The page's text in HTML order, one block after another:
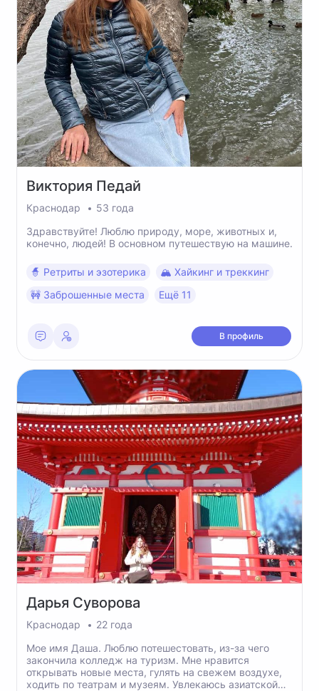
Виктория Педай
Краснодар
53 года
Здравствуйте! Люблю природу, море, животных и,
конечно, людей! В основном путешествую на машине.
🧙 Ретриты и эзотерика
🏔 Хайкинг и треккинг
🚧 Заброшенные места
Ещё 11
В профиль
Дарья Суворова
Краснодар
22 года
Мое имя Даша. Люблю потешестовать, из-за чего
закончила колледж на туризм. Мне нравится
открывать новые места, гулять на свежем воздухе,
ходить по театрам и музеям. Увлекаюсь азиатской